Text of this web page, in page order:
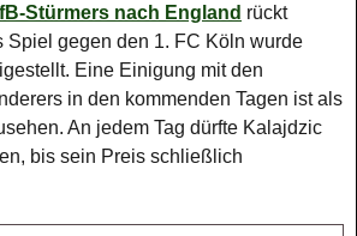
Stürmers nach England rückt
Spiel gegen den 1. FC Köln wurde
Eine Einigung mit den
in den kommenden Tagen ist als
An jedem Tag dürfte Kalajdzic
bis sein Preis schließlich